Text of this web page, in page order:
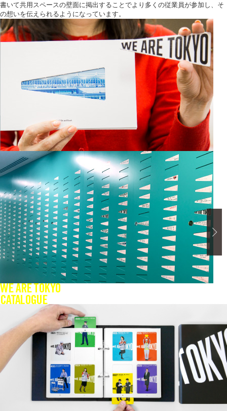
書いて共用スペースの壁面に掲出することでより多くの従業員が参加し、そ
の想いを伝えられるようになっています。